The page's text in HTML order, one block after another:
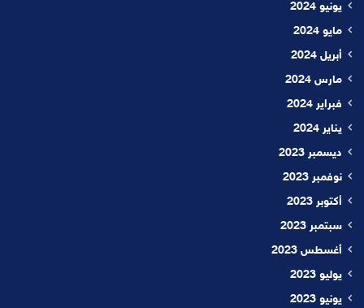
يونيو 2024
مايو 2024
أبريل 2024
مارس 2024
فبراير 2024
يناير 2024
ديسمبر 2023
نوفمبر 2023
أكتوبر 2023
سبتمبر 2023
أغسطس 2023
يوليو 2023
يونيو 2023